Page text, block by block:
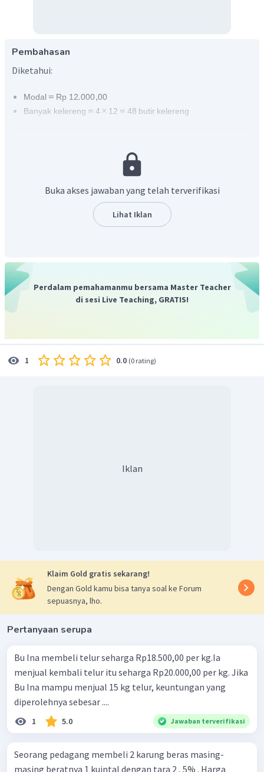
Pembahasan
Diketahui:
Yang ditanyakan oleh soal kemungkinan apakah pedagang
tersebut untung, rugi, atau impas.
Penyelesaian:
Pertama kita menetukan harga total penjualan:
mengalami keuntungan sebesar:
adalah Rp 12.000,00
Buka akses jawaban yang telah terverifikasi
Lihat Iklan
Perdalam pemahamanmu bersama Master Teacher
di sesi Live Teaching, GRATIS!
1 0.0 (0 rating)
Iklan
Klaim Gold gratis sekarang!
Dengan Gold kamu bisa tanya soal ke Forum
sepuasnya, lho.
Pertanyaan serupa
Bu Ina membeli telur seharga Rp18.500,00 per kg.Ia
menjual kembali telur itu seharga Rp20.000,00 per kg. Jika
Bu Ina mampu menjual 15 kg telur, keuntungan yang
diperolehnya sebesar ....
1 5.0 Jawaban terverifikasi
Seorang pedagang membeli 2 karung beras masing-
masing beratnya 1 kuintal dengan tara 2 , 5% . Harga